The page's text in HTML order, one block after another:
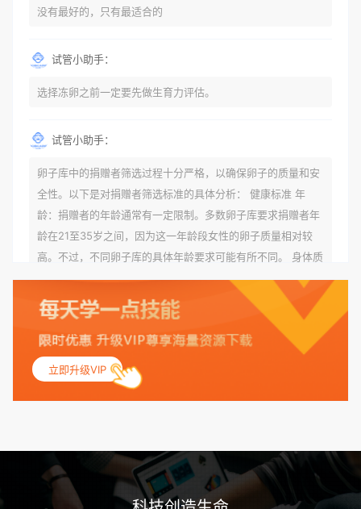
没有最好的，只有最适合的
试管小助手：
选择冻卵之前一定要先做生育力评估。
试管小助手：
卵子库中的捐赠者筛选过程十分严格，以确保卵子的质量和安
全性。以下是对捐赠者筛选标准的具体分析： 健康标准 年
龄：捐赠者的年龄通常有一定限制。多数卵子库要求捐赠者年
龄在21至35岁之间，因为这一年龄段女性的卵子质量相对较
高。不过，不同卵子库的具体年龄要求可能有所不同。 身体质
量指数（BMI）：捐赠者的BMI通常需要在正常范围内，以确
保其身体健康状况良好。过高的BMI可能与多种健康问题相关
联，包括不孕症和妊娠并发症。 生殖健康：捐赠者需要有规律
的月经期，无生殖障碍或异常问题。此外，还需要进行详细的
妇科检查，以确保其生殖系统的健康。 遗传病史与家族病史：
捐赠者及其家庭成员需要无严重的遗传病史、精神病史和传染
病史。这通常需要通过基因检测、家族史调查和医疗记录审查
带任何可传染给受卵者的病原体。 药物与生活习惯：捐赠者需
要是非尼古丁使用者、非吸烟者、非吸毒者，并且未使用可能
立即升级VIP